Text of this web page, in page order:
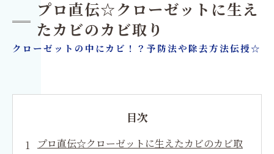
プロ直伝☆クローゼットに生え
たカビのカビ取り
クローゼットの中にカビ！？予防法や除去方法伝授☆
目次
プロ直伝☆クローゼットに生えたカビのカビ取